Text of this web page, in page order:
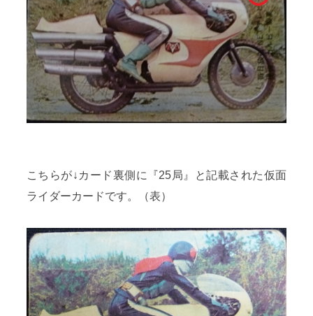
こちらが↓カード裏側に『25局』と記載された仮面
ライダーカードです。（表）